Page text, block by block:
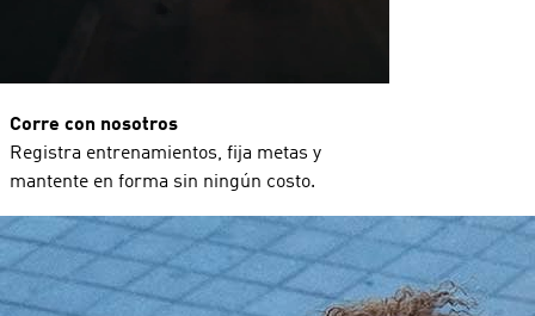
Corre con nosotros
Registra entrenamientos, fija metas y
mantente en forma sin ningún costo.